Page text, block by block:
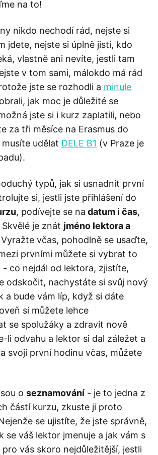
na to!
nikdo nechodí rád, nejste si
jdete, nejste si úplně jistí, kdo
vlastně ani nevíte, jestli tam
v tom sami, málokdo má rád
jste se rozhodli a minule
jak moc je důležité se
jste si i kurz zaplatili, nebo
za tři měsíce na Erasmus do
udělat DELE B1 (v Praze je
typů, jak si usnadnit první
si, jestli jste přihlášení do
, podívejte se na datum i čas,
je znát jméno lektora a
Vyražte včas, pohodlně se usaďte,
prvními můžete si vybrat to
- co nejdál od lektora, zjistíte,
odskočit, nachystáte si svůj nový
a bude vám líp, když si dáte
si můžete lehce
se spolužáky a zdravit nově
li odvahu a lektor si dal záležet a
svoji první hodinu včas, můžete
o seznamování - je to jedna z
částí kurzu, zkuste ji proto
se ujistíte, že jste správně,
se váš lektor jmenuje a jak vám s
pro vás skoro nejdůležitější, jestli